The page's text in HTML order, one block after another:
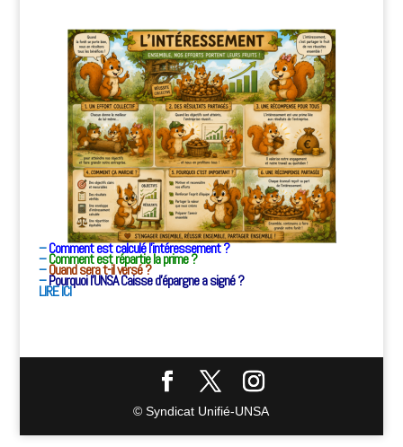
–Comment est calculé l’intéressement ?
–Comment est répartie la prime ?
–Quand sera t-il versé ?
–Pourquoi l’UNSA Caisse d’épargne a signé ?
LIRE ICI
© Syndicat Unifié-UNSA